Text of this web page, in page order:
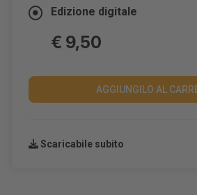
Edizione digitale
€ 9,50
AGGIUNGILO AL
Scaricabile subito